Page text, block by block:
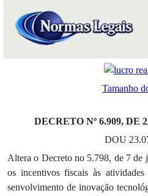
Tamanho
DECRETO Nº 6.909, DE
DOU
Altera o Decreto no 5.798, de 7 de
os incentivos fiscais às
senvolvimento de inovação